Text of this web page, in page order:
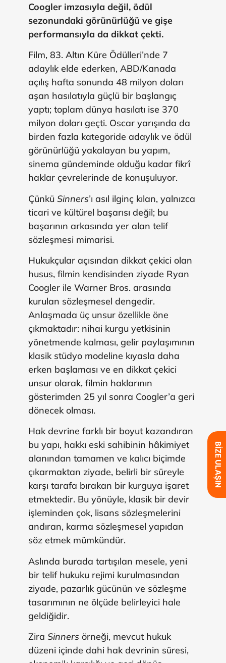
BİZE ULAŞIN
Coogler imzasıyla değil, ödül
sezonundaki görünürlüğü ve gişe
performansıyla da dikkat çekti.
Film, 83. Altın Küre Ödülleri’nde 7
adaylık elde ederken, ABD/Kanada
açılış hafta sonunda 48 milyon doları
aşan hasılatıyla güçlü bir başlangıç
yaptı; toplam dünya hasılatı ise 370
milyon doları geçti. Oscar yarışında da
birden fazla kategoride adaylık ve ödül
görünürlüğü yakalayan bu yapım,
sinema gündeminde olduğu kadar fikrî
haklar çevrelerinde de konuşuluyor.
Çünkü Sinners’ı asıl ilginç kılan, yalnızca
ticari ve kültürel başarısı değil; bu
başarının arkasında yer alan telif
sözleşmesi mimarisi.
Hukukçular açısından dikkat çekici olan
husus, filmin kendisinden ziyade Ryan
Coogler ile Warner Bros. arasında
kurulan sözleşmesel dengedir.
Anlaşmada üç unsur özellikle öne
çıkmaktadır: nihai kurgu yetkisinin
yönetmende kalması, gelir paylaşımının
klasik stüdyo modeline kıyasla daha
erken başlaması ve en dikkat çekici
unsur olarak, filmin haklarının
gösterimden 25 yıl sonra Coogler’a geri
dönecek olması.
Hak devrine farklı bir boyut kazandıran
bu yapı, hakkı eski sahibinin hâkimiyet
alanından tamamen ve kalıcı biçimde
çıkarmaktan ziyade, belirli bir süreyle
karşı tarafa bırakan bir kurguya işaret
etmektedir. Bu yönüyle, klasik bir devir
işleminden çok, lisans sözleşmelerini
andıran, karma sözleşmesel yapıdan
söz etmek mümkündür.
Aslında burada tartışılan mesele, yeni
bir telif hukuku rejimi kurulmasından
ziyade, pazarlık gücünün ve sözleşme
tasarımının ne ölçüde belirleyici hale
geldiğidir.
Zira Sinners örneği, mevcut hukuk
düzeni içinde dahi hak devrinin süresi,